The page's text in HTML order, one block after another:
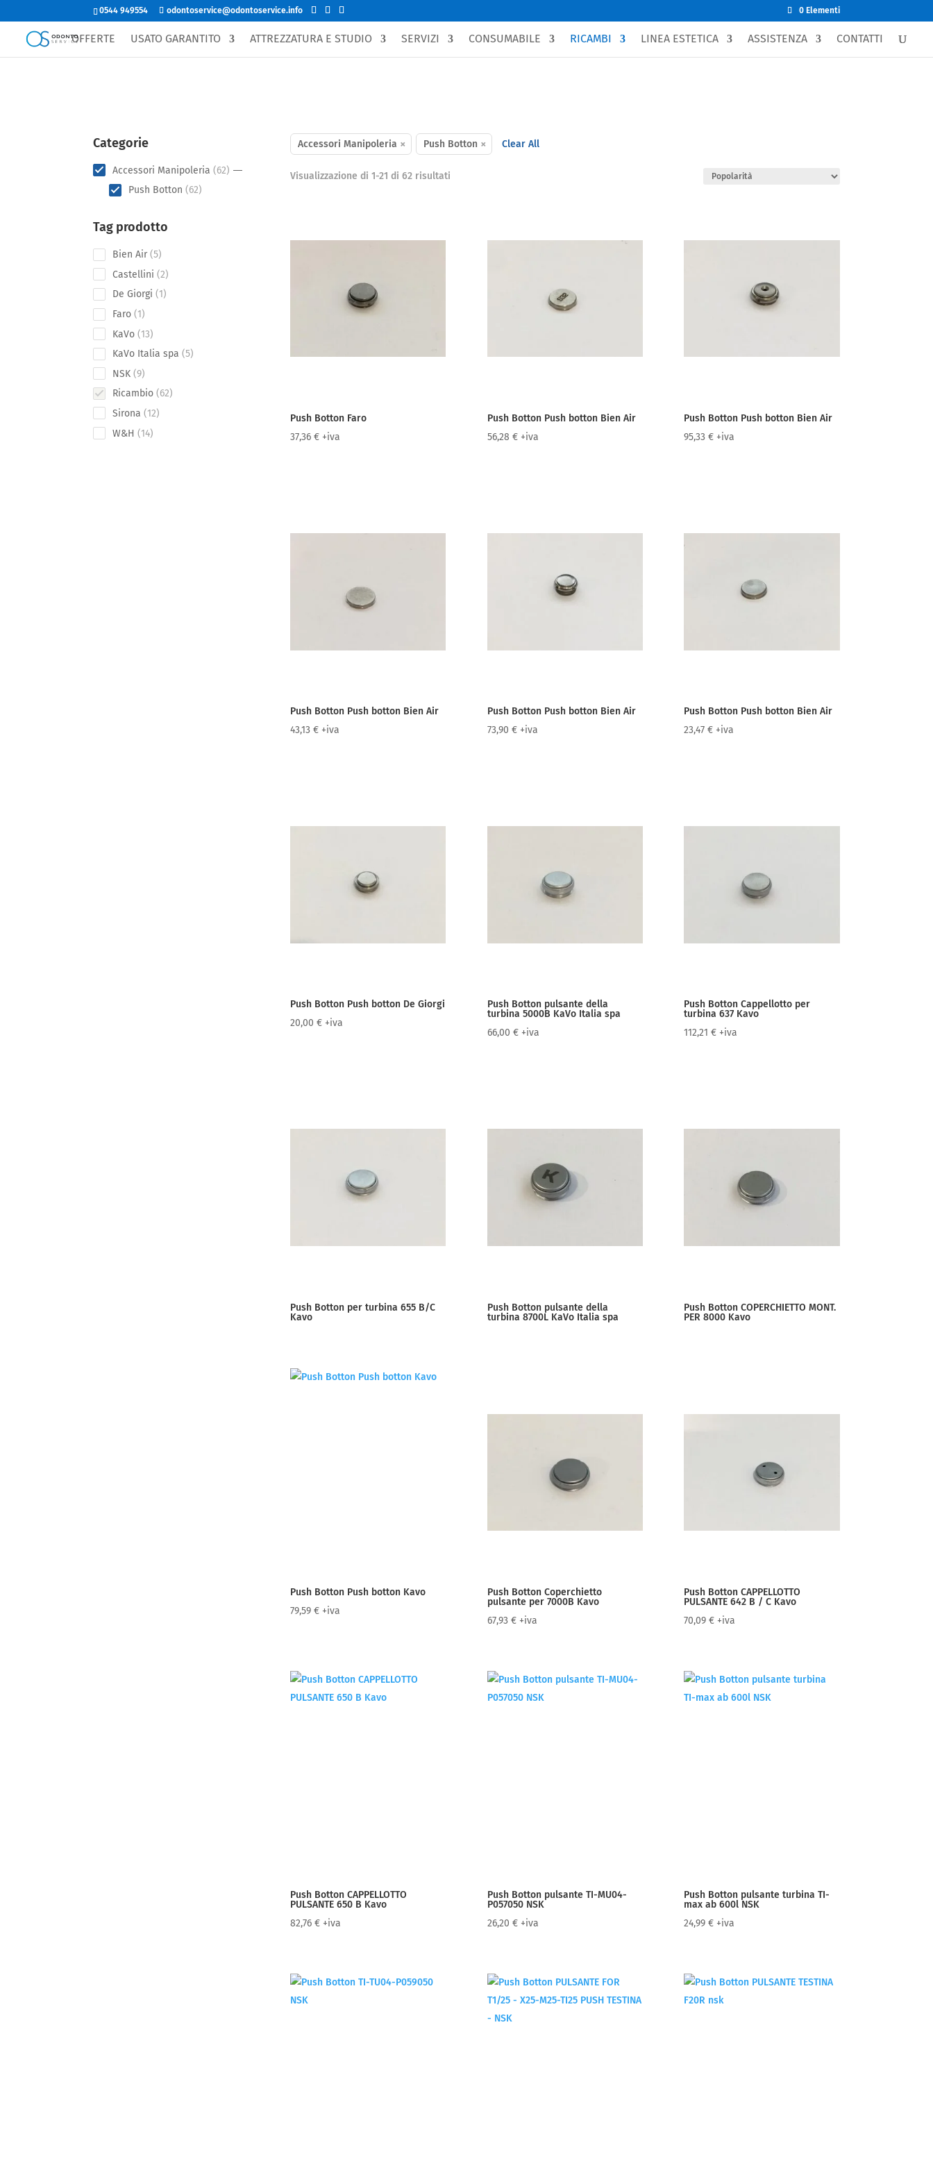
0544 949554 odontoservice@odontoservice.info 0 Elementi
OFFERTE USATO GARANTITO ATTREZZATURA E STUDIO SERVIZI CONSUMABILE RICAMBI LINEA ESTETICA ASSISTENZA CONTATTI
Categorie
Accessori Manipoleria 6262
Push Botton 6262
Tag prodotto
Bien Air 55
products
Castellini 22
products
De Giorgi 11
Faro 11
product
KaVo 1313
products
KaVo Italia spa 55
NSK 99
products
Ricambio 6262
Sirona 1212
W&H 1414
Accessori Manipoleria × Push Botton × Clear All
Visualizzazione di 1-21 di 62 risultatiPopolarità
Push Botton Faro
37,36 € +iva
Push Botton Push botton Bien Air
56,28 € +iva
Push Botton Push botton Bien Air
95,33€ +iva
Push Botton Push botton Bien Air
43,13 € +iva
Push Botton Push botton Bien Air
73,90 € +iva
Push Botton Push botton Bien Air
23,47€ +iva
Push Botton Push botton De Giorgi
20,00 € +iva
Push Botton pulsante della
turbina 5000B KaVo Italia spa
66,00 € +iva
Push Botton Cappellotto per
turbina 637 Kavo
112,21€ +iva
Push Botton per turbina 655 B/C
Kavo
Push Botton pulsante della
turbina 8700L KaVo Italia spa
Push Botton COPERCHIETTO MONT.
PER 8000 Kavo
Push Botton Push botton Kavo
79,59 € +iva
Push Botton Coperchietto
pulsante per 7000B Kavo
67,93 € +iva
Push Botton CAPPELLOTTO
PULSANTE 642 B / C Kavo
70,09€ +iva
Push Botton CAPPELLOTTO
PULSANTE 650 B Kavo
82,76 € +iva
Push Botton pulsante TI-MU04-
P057050 NSK
26,20 € +iva
Push Botton pulsante turbina TI-
max ab 600l NSK
24,99€ +iva